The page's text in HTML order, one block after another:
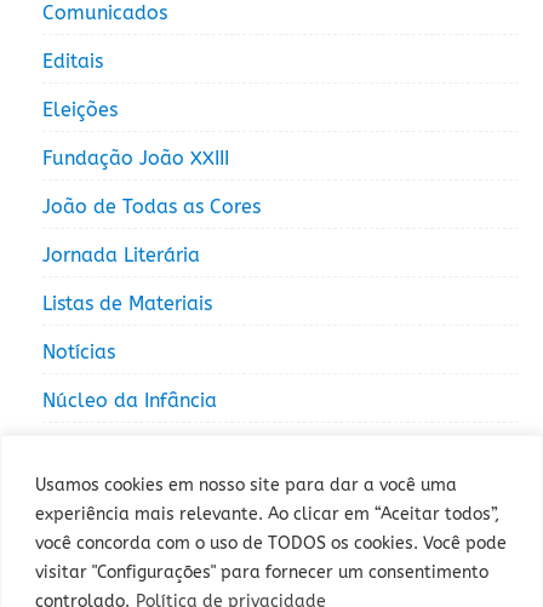
Usamos cookies em nosso site para dar a você uma
experiência mais relevante. Ao clicar em “Aceitar todos”,
você concorda com o uso de TODOS os cookies. Você pode
visitar "Configurações" para fornecer um consentimento
controlado. Política de privacidade
Comunicados
Editais
Eleições
Fundação João XXIII
João de Todas as Cores
Jornada Literária
Listas de Materiais
Notícias
Núcleo da Infância